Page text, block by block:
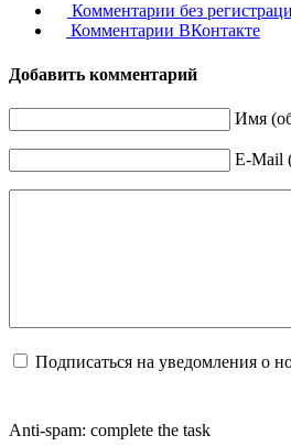
Комментарии без
Комментарии ВКонтакте
Добавить комментарий
Имя
E-Mail
Подписаться на уведомления о
Anti-spam: complete the task